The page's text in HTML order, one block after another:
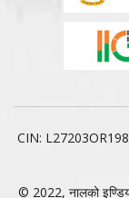
CIN:
© 2022, नालको